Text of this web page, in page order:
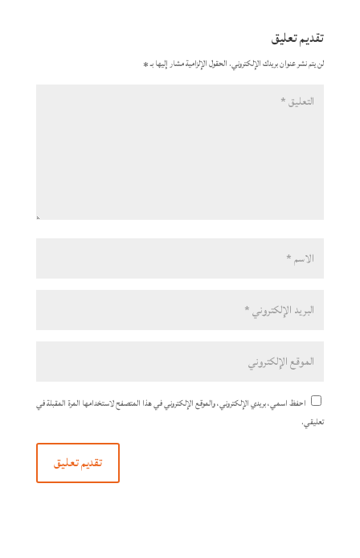
تقديم تعليق
لن يتم نشر عنوان بريدك الإلكتروني. الحقول الإلزامية مشار إليها بـ*
احفظ اسمي، بريدي الإلكتروني، والموقع الإلكتروني في هذا المتصفح لاستخدامها المرة المقبلة في
تعليقي.